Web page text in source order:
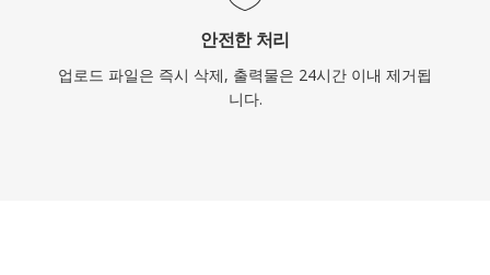
안전한 처리
업로드 파일은 즉시 삭제, 출력물은 24시간 이내 제거됩
니다.